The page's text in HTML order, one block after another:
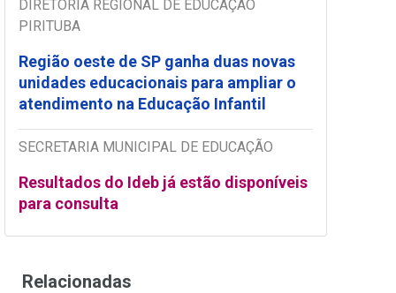
DIRETORIA REGIONAL DE EDUCAÇÃO
PIRITUBA
Região oeste de SP ganha duas novas
unidades educacionais para ampliar o
atendimento na Educação Infantil
SECRETARIA MUNICIPAL DE EDUCAÇÃO
Resultados do Ideb já estão disponíveis
para consulta
Relacionadas